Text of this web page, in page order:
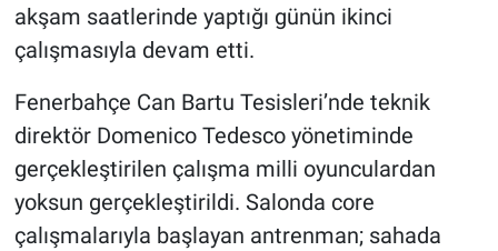
akşam saatlerinde yaptığı günün ikinci
çalışmasıyla devam etti.
Fenerbahçe Can Bartu Tesisleri’nde teknik
direktör Domenico Tedesco yönetiminde
gerçekleştirilen çalışma milli oyunculardan
yoksun gerçekleştirildi. Salonda core
çalışmalarıyla başlayan antrenman; sahada